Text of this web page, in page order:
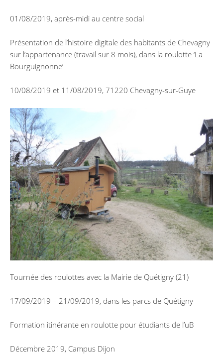
01/08/2019, après-midi au centre social
Présentation de l’histoire digitale des habitants de Chevagny
sur l’appartenance (travail sur 8 mois), dans la roulotte ‘La
Bourguignonne’
10/08/2019 et 11/08/2019, 71220 Chevagny-sur-Guye
Tournée des roulottes avec la Mairie de Quétigny (21)
17/09/2019 – 21/09/2019, dans les parcs de Quétigny
Formation itinérante en roulotte pour étudiants de l’uB
Décembre 2019, Campus Dijon